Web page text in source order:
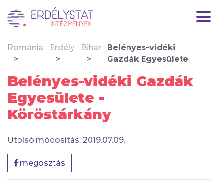
Románia Erdély Bihar
Belényes-vidéki
Gazdák Egyesülete
Belényes-vidéki Gazdák
Egyesülete -
Köröstárkány
Utolsó módosítás: 2019.07.09.
megosztás